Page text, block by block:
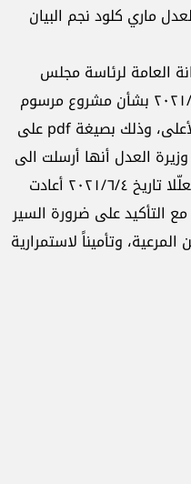
ماري كلود نجم البيان
العامة لرئاسة مجلس
الوزراء إلى وزارة العدل بتاريخ ٢٠٢١/٦/١ بشأن مشروع مرسوم
تعيين أعضاء في مجلس القضاء الأعلى، وذلك بصيغة pdf على
العدل أنها أرسلت الى
السيد رئيس مجلس الوزراء كتاباً معلّلا تاريخ ٢٠٢١/٦/٤ أعادت
التأكيد على ضرورة السير
المرعية، وتأميناً لاستمرارية